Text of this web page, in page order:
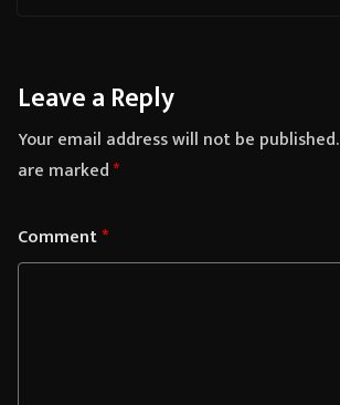
Leave a Reply
Your email address will not be published.
are marked*
Comment*